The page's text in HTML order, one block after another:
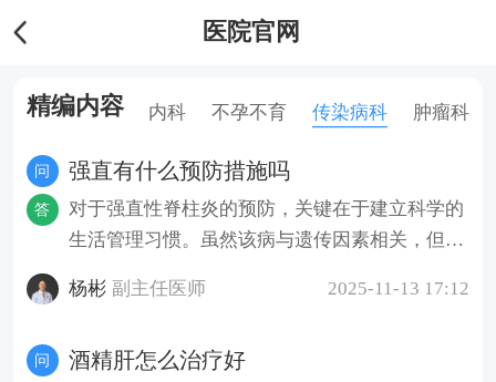
医院官网
精编内容
皮肤性病科 内科 不孕不育 传染病科 肿瘤科
问 强直有什么预防措施吗
答
对于强直性脊柱炎的预防，关键在于建立科学的
生活管理习惯。虽然该病与遗传因素相关，但通
家族史的人群，更应重视早期预防措施的实施。
长时间维持弯腰或驼背姿势，选择硬度适中的床
杨彬 副主任医师 2025-11-13 17:12
问 酒精肝怎么治疗好